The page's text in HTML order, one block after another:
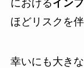
におけるイン
ほどリスクを
幸いにも大き